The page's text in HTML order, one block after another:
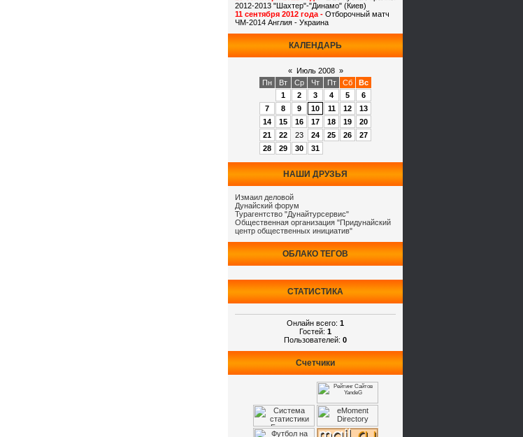
2012-2013 "Шахтер"-"Динамо" (Киев)
11 сентября 2012 года - Отборочный матч
ЧМ-2014 Англия - Украина
КАЛЕНДАРЬ
« Июль 2008 »
Пн
Вт Ср Чт Пт Сб
Вс
1
2 3 4 5
6
7
8 9 10 11 12
13
14
15 16 17 18 19
20
21
22 23 24 25 26
27
28
29 30 31
НАШИ ДРУЗЬЯ
Измаил деловой
Дунайский форум
Турагентство "Дунайтурсервис"
Общественная организация "Придунайский
центр общественных инициатив"
ОБЛАКО ТЕГОВ
СТАТИСТИКА
Онлайн всего: 1
Гостей: 1
Пользователей: 0
Счетчики